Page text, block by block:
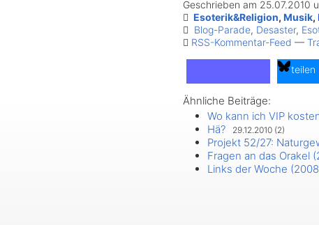
Geschrieben am 25.07.2010
Esoterik&Religion, Musik,
Blog-Parade, Desaster,
RSS-Kommentar-Feed —
teilen
teilen
Ähnliche Beiträge:
Wo kann ich VIP
Hä? 29.12.2010 (2)
Projekt 52/27:
Fragen an das Orakel
Links der Woche